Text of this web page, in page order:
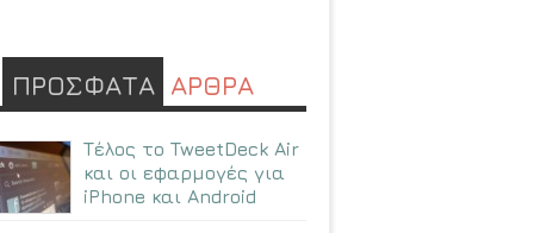
ΠΡΟΣΦΑΤΑ ΑΡΘΡΑ
Τέλος το TweetDeck Air
και οι εφαρμογές για
iPhone και Android